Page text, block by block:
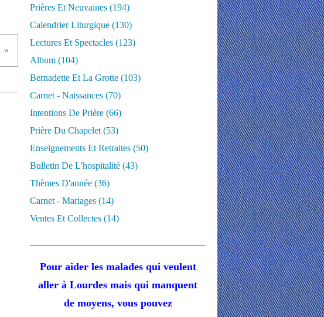
Prières Et Neuvaines (194)
Calendrier Liturgique (130)
Lectures Et Spectacles (123)
Album (104)
Bernadette Et La Grotte (103)
Carnet - Naissances (70)
Intentions De Prière (66)
Prière Du Chapelet (53)
Enseignements Et Retraites (50)
Bulletin De L'hospitalité (43)
Thèmes D'année (36)
Carnet - Mariages (14)
Ventes Et Collectes (14)
Pour aider les malades qui veulent
aller à Lourdes mais qui manquent
de moyens, vous pouvez